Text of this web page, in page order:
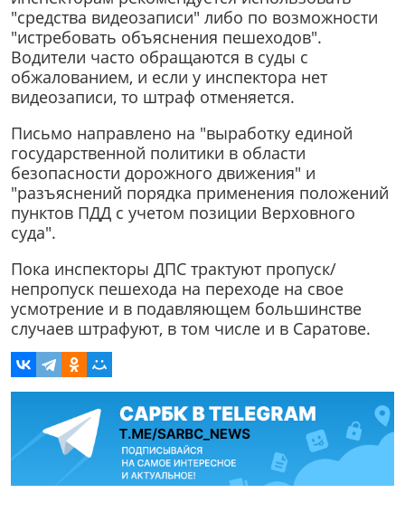
"средства видеозаписи" либо по возможности
"истребовать объяснения пешеходов".
Водители часто обращаются в суды с
обжалованием, и если у инспектора нет
видеозаписи, то штраф отменяется.
Письмо направлено на "выработку единой
государственной политики в области
безопасности дорожного движения" и
"разъяснений порядка применения положений
пунктов ПДД с учетом позиции Верховного
суда".
Пока инспекторы ДПС трактуют пропуск/
непропуск пешехода на переходе на свое
усмотрение и в подавляющем большинстве
случаев штрафуют, в том числе и в Саратове.